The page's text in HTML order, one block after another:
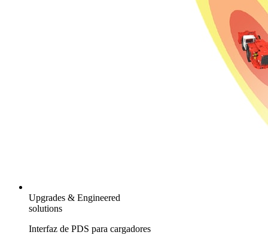
Upgrades & Engineered
solutions
Interfaz de PDS para cargadores